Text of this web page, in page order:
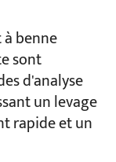
benne
sont
d'analyse
un levage
rapide et un